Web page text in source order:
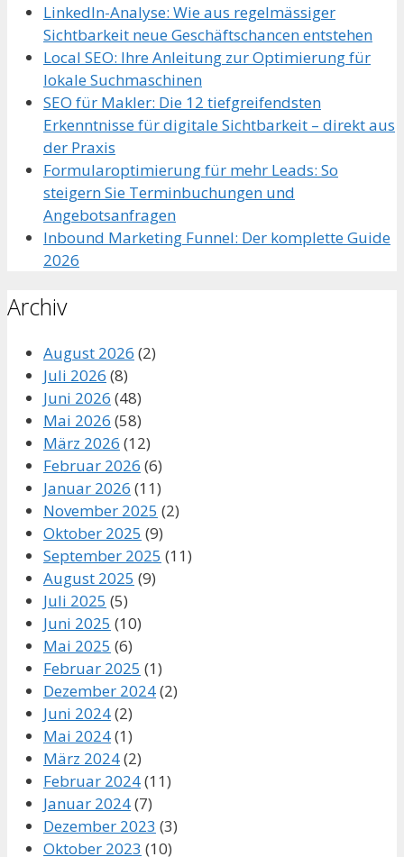
LinkedIn-Analyse: Wie aus regelmässiger
Sichtbarkeit neue Geschäftschancen entstehen
Local SEO: Ihre Anleitung zur Optimierung für
lokale Suchmaschinen
SEO für Makler: Die 12 tiefgreifendsten
Erkenntnisse für digitale Sichtbarkeit – direkt aus
der Praxis
Formularoptimierung für mehr Leads: So
steigern Sie Terminbuchungen und
Angebotsanfragen
Inbound Marketing Funnel: Der komplette Guide
2026
Archiv
August 2026 (2)
Juli 2026 (8)
Juni 2026 (48)
Mai 2026 (58)
März 2026 (12)
Februar 2026 (6)
Januar 2026 (11)
November 2025 (2)
Oktober 2025 (9)
September 2025 (11)
August 2025 (9)
Juli 2025 (5)
Juni 2025 (10)
Mai 2025 (6)
Februar 2025 (1)
Dezember 2024(2)
Juni 2024(2)
Mai 2024(1)
März 2024(2)
Februar 2024(11)
Januar 2024(7)
Dezember 2023 (3)
Oktober 2023 (10)